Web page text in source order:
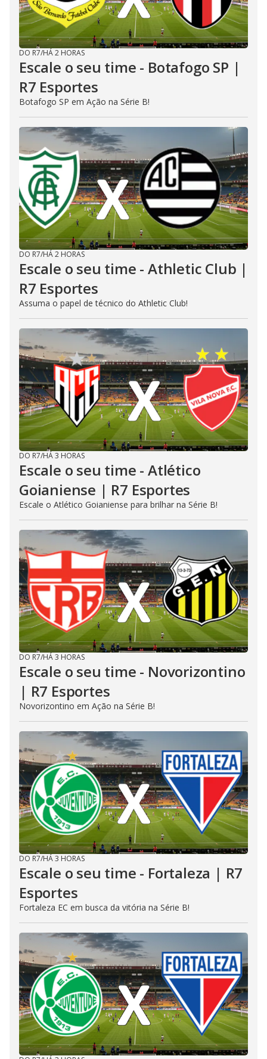
DO R7/HÁ 2 HORAS
Escale o seu time - Botafogo SP |
R7 Esportes
Botafogo SP em Ação na Série B!
DO R7/HÁ 2 HORAS
Escale o seu time - Athletic Club |
R7 Esportes
Assuma o papel de técnico do Athletic Club!
DO R7/HÁ 3 HORAS
Escale o seu time - Atlético
Goianiense | R7 Esportes
Escale o Atlético Goianiense para brilhar na Série B!
DO R7/HÁ 3 HORAS
Escale o seu time - Novorizontino
| R7 Esportes
Novorizontino em Ação na Série B!
DO R7/HÁ 3 HORAS
Escale o seu time - Fortaleza | R7
Esportes
Fortaleza EC em busca da vitória na Série B!